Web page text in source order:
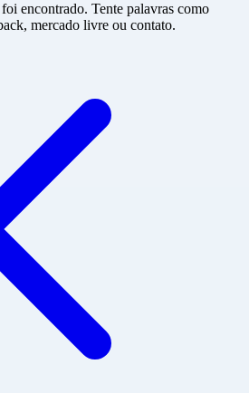
encontrado. Tente palavras como
mercado livre ou contato.